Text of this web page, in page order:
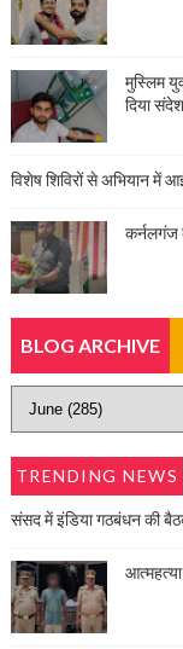
मुस्लिम
दिया संदेश
विशेष शिविरों से अभियान में
कर्नलगंज
BLOG ARCHIVE
TRENDING NEWS
संसद में इंडिया गठबंधन की